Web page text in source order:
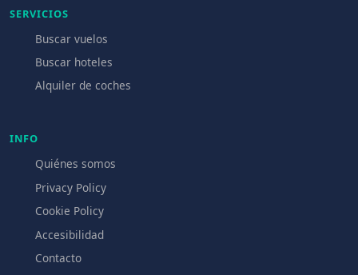
SERVICIOS
Buscar vuelos
Buscar hoteles
Alquiler de coches
INFO
Quiénes somos
Privacy Policy
Cookie Policy
Accesibilidad
Contacto